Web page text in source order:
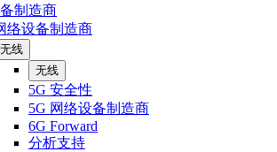
制造商
络设备制造商
无线
无线
5G 安全性
5G 网络设备制造商
6G Forward
分析支持